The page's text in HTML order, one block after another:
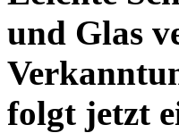
und Glas
folgt jetzt